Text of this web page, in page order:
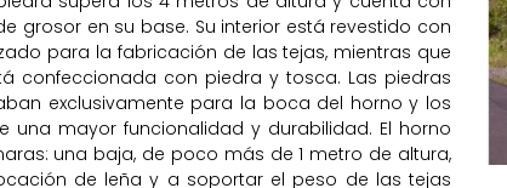
grosor en su base. Su interior está revestido con
para la fabricación de las tejas, mientras que
confeccionada con piedra y tosca. Las piedras
exclusivamente para la boca del horno y los
una mayor funcionalidad y durabilidad. El horno
una baja, de poco más de 1 metro de altura,
de leña y a soportar el peso de las tejas